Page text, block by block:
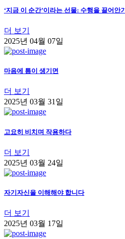
‘지금 이 순간’이라는 선물: 수행을 끌어안기
더 보기
2025년 04월 07일
마음에 틈이 생기면
더 보기
2025년 03월 31일
고요히 비치며 작용하다
더 보기
2025년 03월 24일
자기자신을 이해해야 합니다
더 보기
2025년 03월 17일